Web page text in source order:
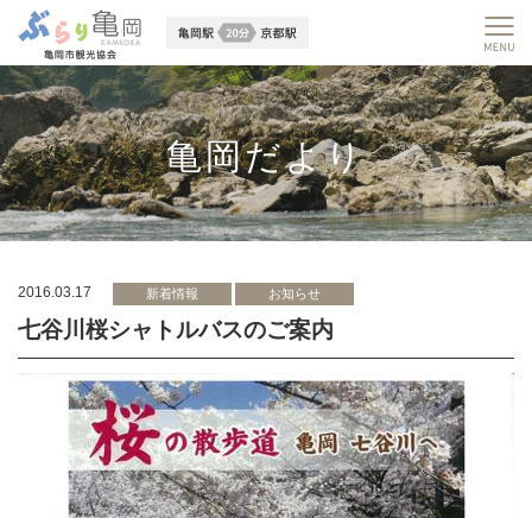
亀岡だより
2016.03.17 新着情報 お知らせ
七谷川桜シャトルバスのご案内